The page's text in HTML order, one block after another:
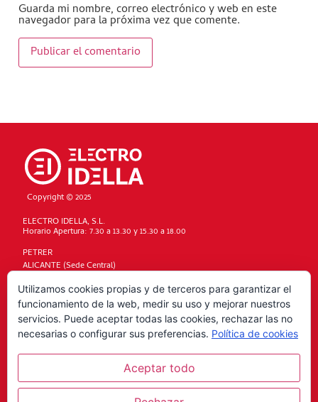
Guarda mi nombre, correo electrónico y web en este
navegador para la próxima vez que comente.
Copyright © 2025
ELECTRO IDELLA, S.L.
Horario Apertura: 7.30 a 13.30 y 15.30 a 18.00
PETRER
ALICANTE (Sede Central)
Términos Legales
Condiciones generales
Política de privacidad
Código ético y denuncias
Condiciones de compra
Utilizamos cookies propias y de terceros para garantizar el
funcionamiento de la web, medir su uso y mejorar nuestros
servicios. Puede aceptar todas las cookies, rechazar las no
necesarias o configurar sus preferencias. Política de cookies
Aceptar todo